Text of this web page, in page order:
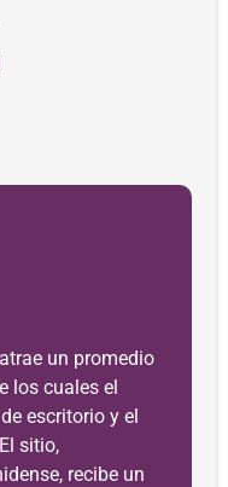
un promedio
los cuales el
escritorio y el
sitio,
recibe un